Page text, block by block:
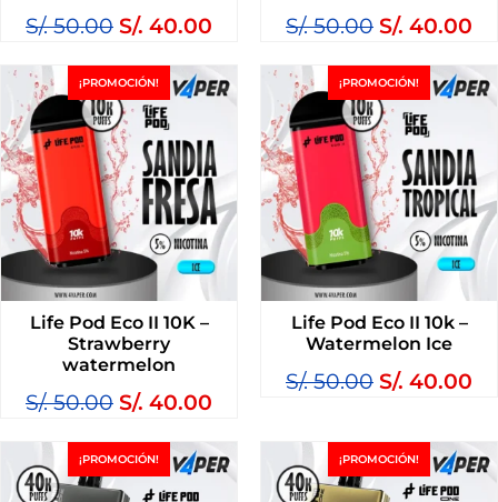
S/.50.00 S/. 40.00 S/.50.00 S/. 40.00
¡PROMOCIÓN!
Life Pod Eco II 10K –
Strawberry
watermelon
S/.50.00 S/. 40.00
¡PROMOCIÓN!
Life Pod Eco II 10k –
Watermelon Ice
S/.50.00 S/. 40.00
¡PROMOCIÓN! ¡PROMOCIÓN!